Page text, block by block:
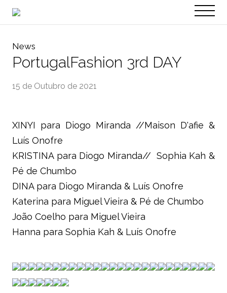
EN
News
PortugalFashion 3rd DAY
15 de Outubro de 2021
XINYI para Diogo Miranda //Maison D'afie &
Luís Onofre
KRISTINA para Diogo Miranda// Sophia Kah &
Pé de Chumbo
DINA para Diogo Miranda & Luís Onofre
Katerina para Miguel Vieira & Pé de Chumbo
João Coelho para Miguel Vieira
Hanna para Sophia Kah & Luís Onofre